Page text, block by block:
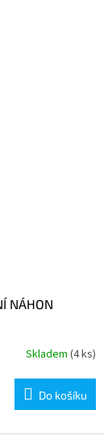
NÁHON
Skladem (4 ks)
Do košíku